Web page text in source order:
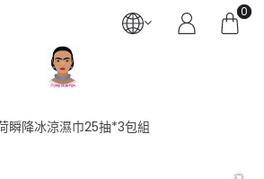
0
瞬降冰涼濕巾25抽*3包組